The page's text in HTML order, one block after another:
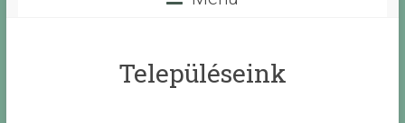
Településeink